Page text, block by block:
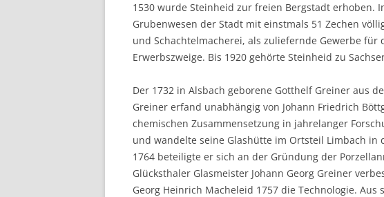
1530 wurde Steinheid zur freien Bergstadt erhoben.
Grubenwesen der Stadt mit einstmals 51 Zechen
und Schachtelmacherei, als zuliefernde Gewerbe
Erwerbszweige. Bis 1920 gehörte Steinheid zu
Der 1732 in Alsbach geborene Gotthelf Greiner aus
Greiner erfand unabhängig von Johann Friedrich
chemischen Zusammensetzung in jahrelanger
und wandelte seine Glashütte im Ortsteil Limbach
1764 beteiligte er sich an der Gründung der
Glücksthaler Glasmeister Johann Georg Greiner
Georg Heinrich Macheleid 1757 die Technologie. Aus